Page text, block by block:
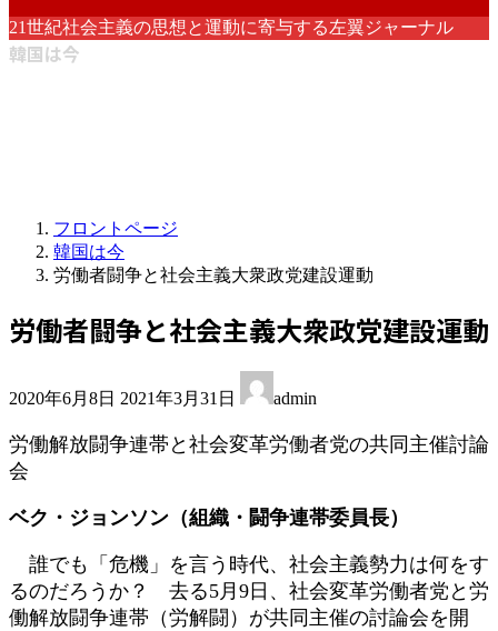
21世紀社会主義の思想と運動に寄与する左翼ジャーナル
韓国は今
フロントページ
韓国は今
労働者闘争と社会主義大衆政党建設運動
労働者闘争と社会主義大衆政党建設運動
2020年6月8日 終
新
:
2021年3月31日 admin
労働解放闘争連帯と社会変革労働者党の共同主催討論
会
ベク・ジョンソン（組織・闘争連帯委員長）
誰でも「危機」を言う時代、社会主義勢力は何をす
るのだろうか？ 去る5月9日、社会変革労働者党と労
働解放闘争連帯（労解闘）が共同主催の討論会を開